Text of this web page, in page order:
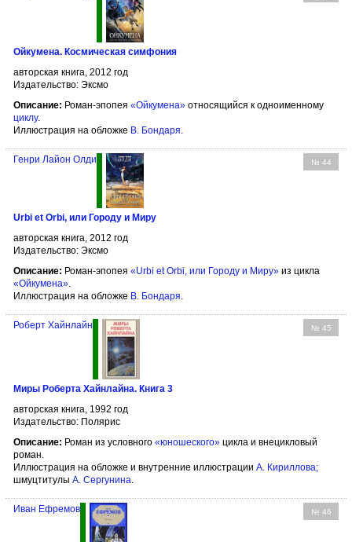
Ойкумена. Космическая симфония
авторская книга, 2012 год
Издательство: Эксмо
Описание: Роман-эпопея «Ойкумена» относящийся к одноименному
циклу.
Иллюстрация на обложке В. Бондаря.
№ 44
Генри Лайон Олди
Urbi et Оrbi, или Городу и Миру
авторская книга, 2012 год
Издательство: Эксмо
Описание: Роман-эпопея «Urbi et Оrbi, или Городу и Миру» из цикла
«Ойкумена»
Иллюстрация на обложке В. Бондаря
№ 45
Роберт Хайнлайн
Миры Роберта Хайнлайна. Книга 3
авторская книга, 1992 год
Издательство: Полярис
Описание: Роман из условного «юношеского» цикла и внецикловый
роман.
Иллюстрация на обложке и внутренние иллюстрации А. Кириллова;
шмуцтитулы А. Сергунина.
№ 46
Иван Ефремов